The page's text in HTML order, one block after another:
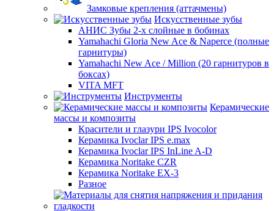
Замковые крепления (аттачмены)
Искусственные зубы
АНИС Зубы 2-х слойные в бобинах
Yamahachi Gloria New Ace & Naperce (полные
гарнитуры)
Yamahachi New Ace / Million (20 гарнитуров в
боксах)
VITA MFT
Инструменты
Керамические
массы и композиты
Красители и глазури IPS Ivocolor
Керамика Ivoclar IPS e.max
Керамика Ivoclar IPS InLine A-D
Керамика Noritake CZR
Керамика Noritake EX-3
Разное